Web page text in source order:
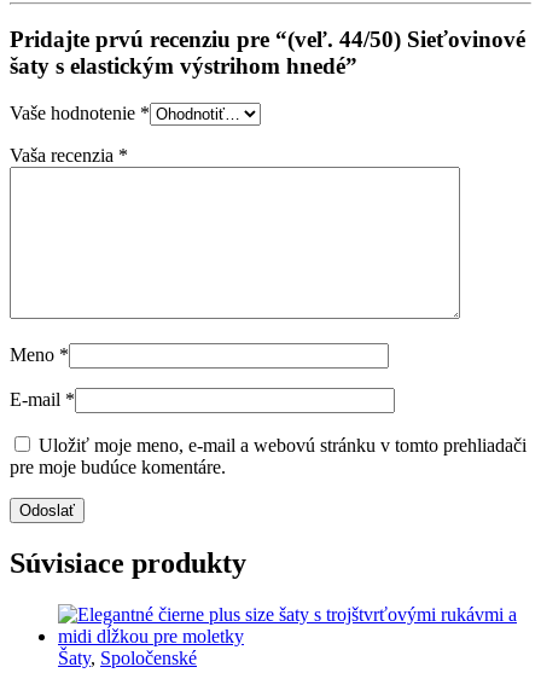
Pridajte prvú recenziu pre “(veľ. 44/50) Sieťovinové
šaty s elastickým výstrihom hnedé”
Vaše hodnotenie *
Vaša recenzia *
Meno *
E-mail *
Uložiť moje meno, e-mail a webovú stránku v tomto prehliadači
pre moje budúce komentáre.
Súvisiace produkty
Šaty, Spoločenské